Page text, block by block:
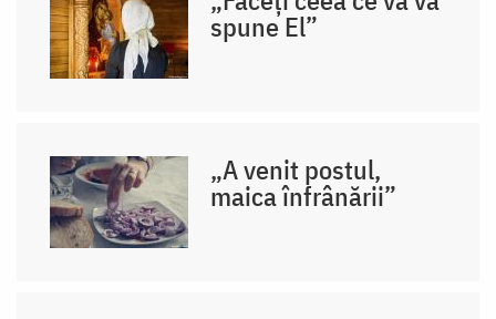
spune El”
„A venit postul,
maica înfrânării”